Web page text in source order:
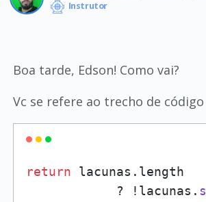
Instrutor
Boa tarde, Edson! Como vai?
Vc se refere ao trecho de código
return lacunas. length
            ? !lacunas.